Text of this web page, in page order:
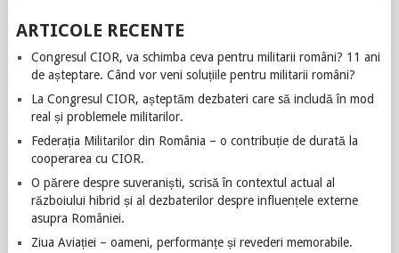
ARTICOLE RECENTE
Congresul CIOR, va schimba ceva pentru militarii români? 11 ani
de așteptare. Când vor veni soluțiile pentru militarii români?
La Congresul CIOR, așteptăm dezbateri care să includă în mod
real și problemele militarilor.
Federația Militarilor din România – o contribuție de durată la
cooperarea cu CIOR.
O părere despre suveraniști, scrisă în contextul actual al
războiului hibrid și al dezbaterilor despre influențele externe
asupra României.
Ziua Aviației – oameni, performanțe și revederi memorabile.